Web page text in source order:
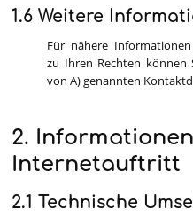
1.6 Weitere
Für nähere
zu Ihren Rechten
von A) genannten
2.
Internetauftritt
2.1 Technische